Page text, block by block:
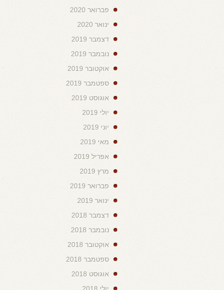
פברואר 2020
ינואר 2020
דצמבר 2019
נובמבר 2019
אוקטובר 2019
ספטמבר 2019
אוגוסט 2019
יולי 2019
יוני 2019
מאי 2019
אפריל 2019
מרץ 2019
פברואר 2019
ינואר 2019
דצמבר 2018
נובמבר 2018
אוקטובר 2018
ספטמבר 2018
אוגוסט 2018